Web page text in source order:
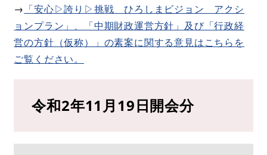
→ 「安心▷誇り▷挑戦 ひろしまビジョン アクシ
ョンプラン」、「中期財政運営方針」及び「行政経
営の方針（仮称）」の素案に関する意見はこちらを
ご覧ください。
令和2年11月19日開会分